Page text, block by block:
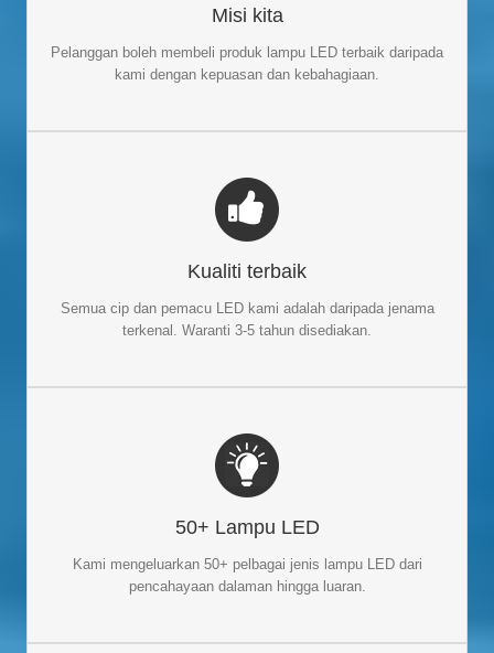
Misi kita
Pelanggan boleh membeli produk lampu LED terbaik daripada
kami dengan kepuasan dan kebahagiaan.
yang paling sesuai dan petikan terbaik kepada mereka. Untuk
membawa kepuasan dan kegembiraan kepada pelanggan kami
adalah matlamat terakhir kami.
Kualiti terbaik
Semua cip dan pemacu LED kami adalah daripada jenama
terkenal. Waranti 3-5 tahun disediakan.
KUALITI TERBAIK
pemandu untuk kebanyakan kita
Lampu LED dengan jaminan 3
hingga 5 tahun
. Jangka hayat sebenar produk kami boleh
mencapai 6 hingga 10 tahun.
50+ Lampu LED
Kami mengeluarkan 50+ pelbagai jenis lampu LED dari
pencahayaan dalaman hingga luaran.
50+ LAMPU LED
meliputi pelbagai jenis lampu LED: Lampu banjir LED, lampu
tinggi yang diketuai, lampu yang diketuai solar, lampu yang
diketuai rgb, dsb.